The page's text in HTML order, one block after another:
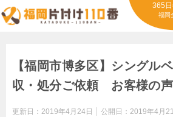
365
福岡
【福岡市博多区】シングル
収・処分ご依頼 お客様の声
更新日： 2019年4月24日 公開日： 2019年4月